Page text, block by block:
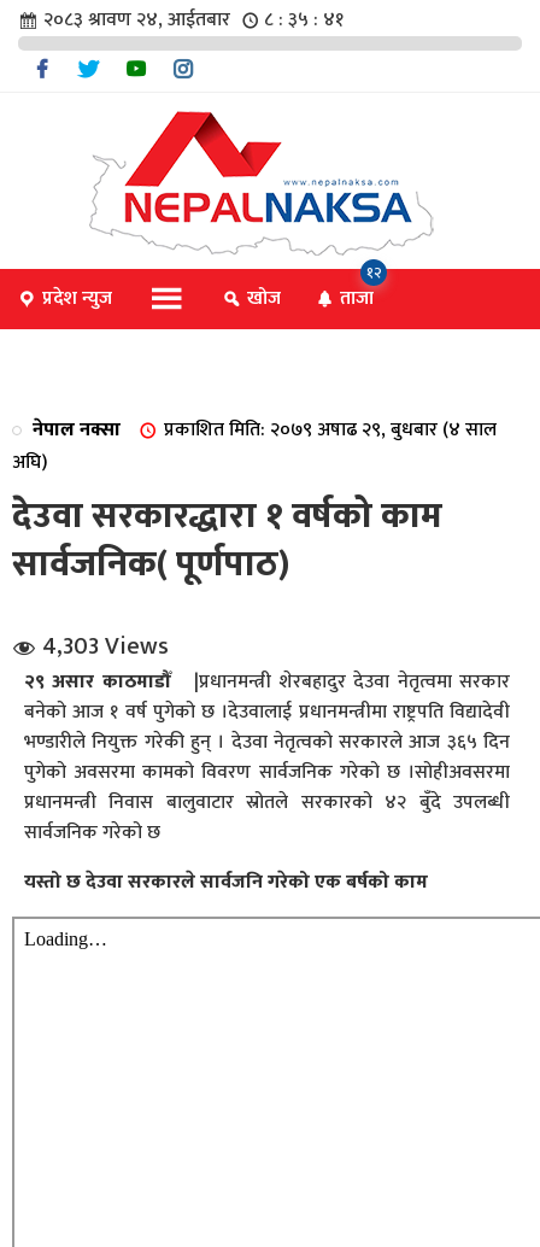
संवाद
२०८३ श्रावण २४, आईतबार ८ : ३५ : ४१
प्रदेश न्युज खोज ताजा
१२
नेपाल नक्सा
प्रकाशित मिति: २०७९ अषाढ २९, बुधबार (४ साल
अघि)
देउवा सरकारद्धारा १ वर्षको काम
सार्वजनिक( पूर्णपाठ)
4,303 Views
२९ असार काठमाडौँ|प्रधानमन्त्री शेरबहादुर देउवा नेतृत्वमा सरकार
बनेको आज १ वर्ष पुगेको छ ।देउवालाई प्रधानमन्त्रीमा राष्ट्रपति विद्यादेवी
भण्डारीले नियुक्त गरेकी हुन् । देउवा नेतृत्वको सरकारले आज ३६५ दिन
पुगेको अवसरमा कामको विवरण सार्वजनिक गरेको छ ।सोहीअवसरमा
प्रधानमन्त्री निवास बालुवाटार स्रोतले सरकारको ४२ बुँदे उपलब्धी
सार्वजनिक गरेको छ
यस्तो छ देउवा सरकारले सार्वजनि गरेको एक बर्षको काम